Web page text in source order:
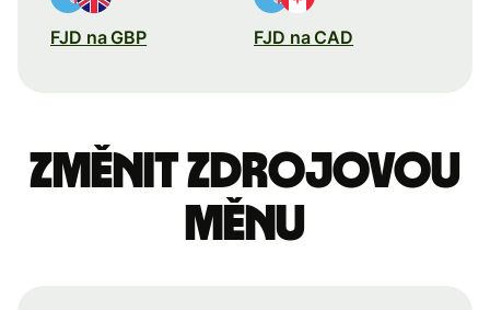
FJD na GBP FJD na CAD
Změnit zdrojovou
měnu